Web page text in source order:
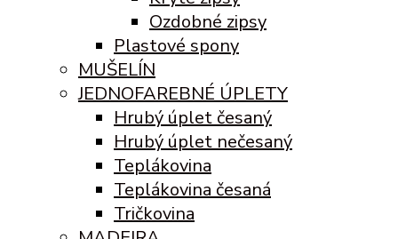
Ozdobné zipsy
Plastové spony
MUŠELÍN
JEDNOFAREBNÉ ÚPLETY
Hrubý úplet česaný
Hrubý úplet nečesaný
Teplákovina
Teplákovina česaná
Tričkovina